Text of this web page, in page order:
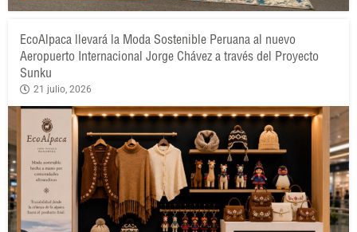
EcoAlpaca llevará la Moda Sostenible Peruana al nuevo
Aeropuerto Internacional Jorge Chávez a través del Proyecto
Sunku
21 julio, 2026